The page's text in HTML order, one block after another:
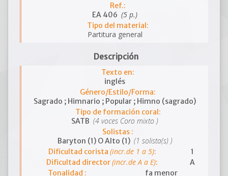
Ref.:
EA 406 (5 p.)
Tipo del material:
Partitura general
Descripción
Texto en:
inglés
Género/Estilo/Forma:
Sagrado ; Himnario ; Popular ; Himno (sagrado)
Tipo de formación coral:
SATB (4 voces Coro mixto )
Solistas :
Baryton (1) O Alto (1) (1 solista(s) )
Dificultad corista (incr.de 1 a 5):
1
Dificultad director(incr.de A a E):
A
Tonalidad :
fa menor